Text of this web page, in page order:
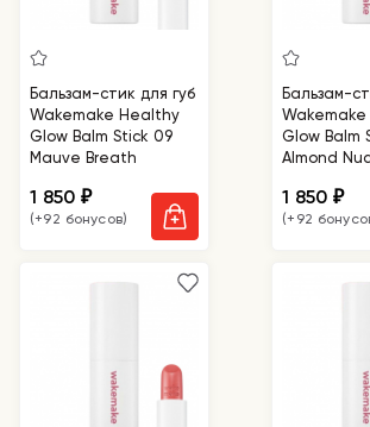
Бальзам-стик для губ
Wakemake Healthy
Glow Balm Stick 09
Mauve Breath
1 850₽
(+92 бонусов)
Бальзам-
Glow Balm
Almond
1 850₽
(+92